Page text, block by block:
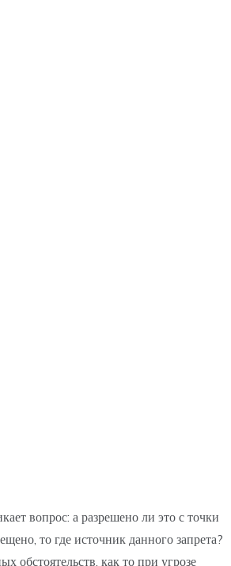
вопрос: а разрешено ли это с точки
то где источник данного запрета?
обстоятельств, как то при угрозе